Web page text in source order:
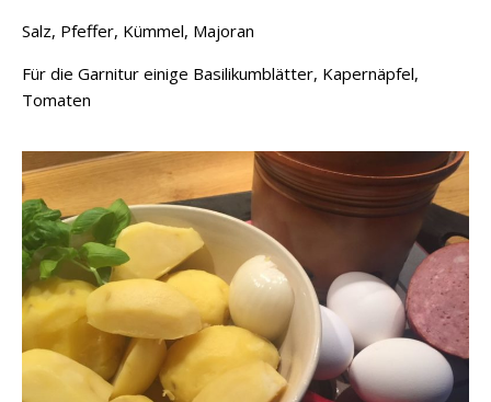
Salz, Pfeffer, Kümmel, Majoran
Für die Garnitur einige Basilikumblätter, Kapernäpfel,
Tomaten